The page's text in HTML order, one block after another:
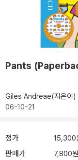
Pants
Giles Andreae(지은이)
06-10-21
정가 15,300
판매가 7,800